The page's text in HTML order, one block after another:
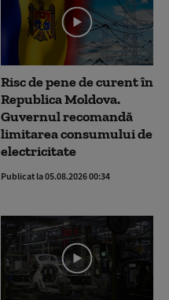
Risc de pene de curent în
Republica Moldova.
Guvernul recomandă
limitarea consumului de
electricitate
Publicat la 05.08.2026 00:34